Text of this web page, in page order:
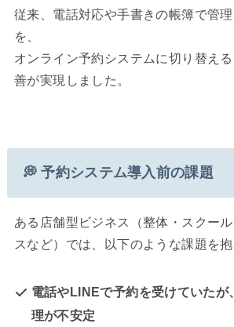
従来、電話対応や手書きの帳簿で管
を、
オンライン予約システムに切り替え
善が実現しました。
💭予約システム導入前の課題
ある店舗型ビジネス（整体・スクー
スなど）では、以下のような課題を抱
電話やLINEで予約を受けていたが
理が不安定